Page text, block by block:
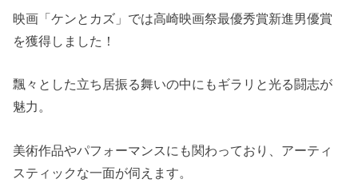
映画「ケンとカズ」では高崎映画祭最優秀賞新進男優賞
を獲得しました！
飄々とした立ち居振る舞いの中にもギラリと光る闘志が
魅力。
美術作品やパフォーマンスにも関わっており、アーティ
スティックな一面が伺えます。